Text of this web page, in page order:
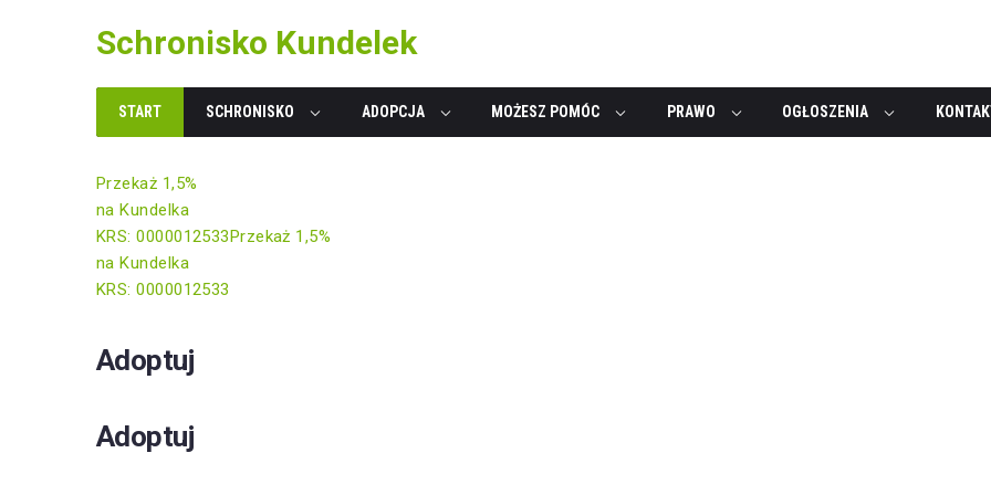
Schronisko Kundelek
START SCHRONISKO ADOPCJA MOŻESZ POMÓC PRAWO OGŁOSZENIA
Przekaż 1,5%
na Kundelka
KRS: 0000012533Przekaż 1,5%
na Kundelka
KRS: 0000012533
Adoptuj
Adoptuj